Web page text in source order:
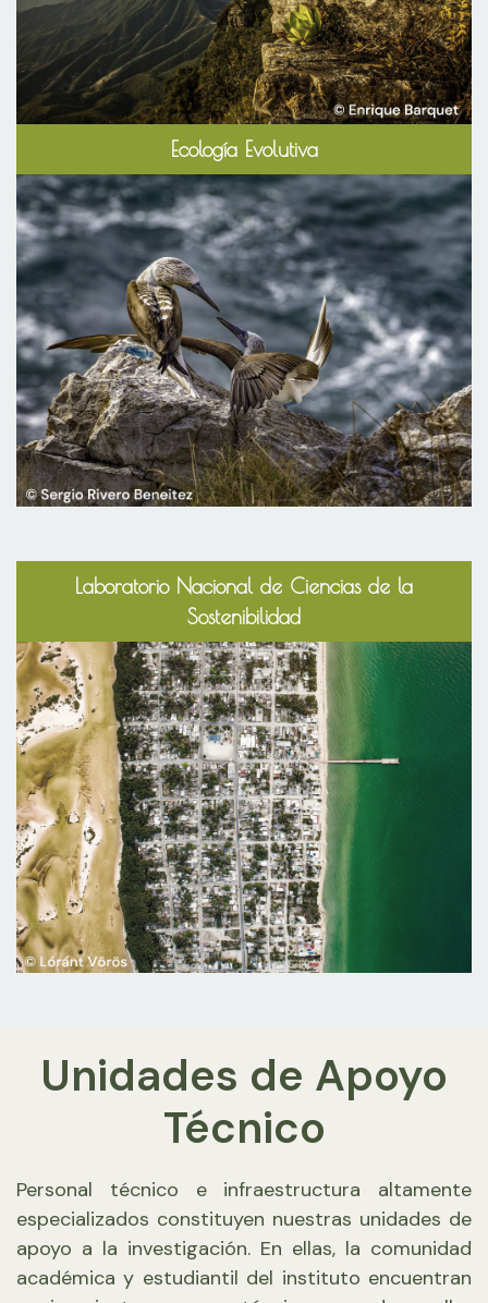
Ecología Evolutiva
Laboratorio Nacional de Ciencias de la
Sostenibilidad
Unidades de Apoyo
Técnico
Personal técnico e infraestructura altamente
especializados constituyen nuestras unidades de
apoyo a la investigación. En ellas, la comunidad
académica y estudiantil del instituto encuentran